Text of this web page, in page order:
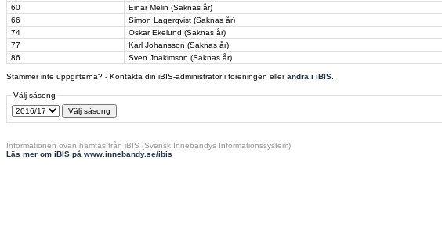
60
Einar Melin (Saknas år)
66
Simon Lagerqvist (Saknas år)
74
Oskar Ekelund (Saknas år)
77
Karl Johansson (Saknas år)
86
Sven Joakimson (Saknas år)
Stämmer inte uppgifterna? - Kontakta din iBIS-administratör i föreningen ellerändra i iBIS
Välj säsong
Informationen ovan hämtas från iBIS (Svensk Innebandys Informationssystem)
Läs mer om iBIS på www.innebandy.se/ibis